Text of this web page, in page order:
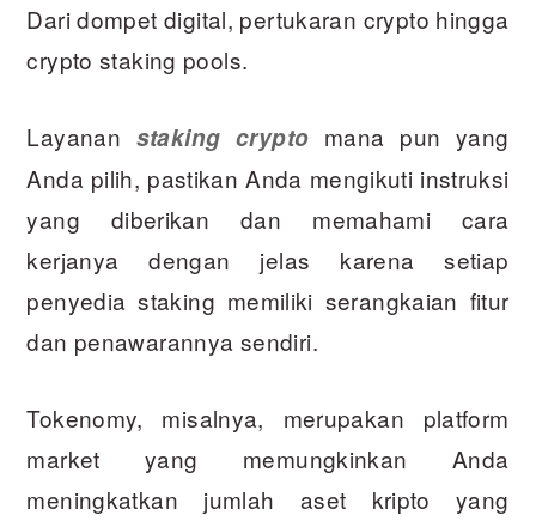
Dari dompet digital, pertukaran crypto hingga
crypto staking pools.
Layanan staking crypto mana pun yang
Anda pilih, pastikan Anda mengikuti instruksi
yang diberikan dan memahami cara
kerjanya dengan jelas karena setiap
penyedia staking memiliki serangkaian fitur
dan penawarannya sendiri.
Tokenomy, misalnya, merupakan platform
market yang memungkinkan Anda
meningkatkan jumlah aset kripto yang